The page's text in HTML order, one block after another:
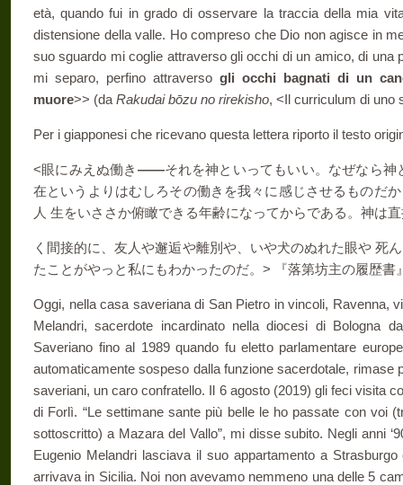
età, quando fui in grado di osservare la traccia della mia
distensione della valle. Ho compreso che Dio non agisce in
suo sguardo mi coglie attraverso gli occhi di un amico, di una
mi separo, perfino attraverso gli occhi bagnati di un
muore>> (da Rakudai bōzu no rirekisho, <Il curriculum di uno
Per i giapponesi che ricevano questa lettera riporto il testo
<眼にみえぬ働き ――それを神といってもいい。なぜなら
在というよりはむしろその働きを我々に感じさせるものだ
人 生をいささか俯瞰できる年齢になってからである。神は
く間接的に、友人や邂逅や離別や、いや犬のぬれた眼や 死
たことがやっと私にもわかったのだ。> 『落第坊主の履歴書
Oggi, nella casa saveriana di San Pietro in vincoli, Ravenna,
Melandri, sacerdote incardinato nella diocesi di Bologna
Saveriano fino al 1989 quando fu eletto parlamentare
automaticamente sospeso dalla funzione sacerdotale, rimase
saveriani, un caro confratello. Il 6 agosto (2019) gli feci visita
di Forlì. “Le settimane sante più belle le ho passate con voi
sottoscritto) a Mazara del Vallo”, mi disse subito. Negli anni
Eugenio Melandri lasciava il suo appartamento a
arrivava in Sicilia. Noi non avevamo nemmeno una delle 5